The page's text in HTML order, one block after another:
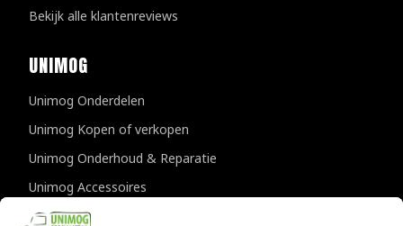
Bekijk alle klantenreviews
UNIMOG
Unimog Onderdelen
Unimog Kopen of verkopen
Unimog Onderhoud & Reparatie
Unimog Accessoires
Unimog APK-keuringen